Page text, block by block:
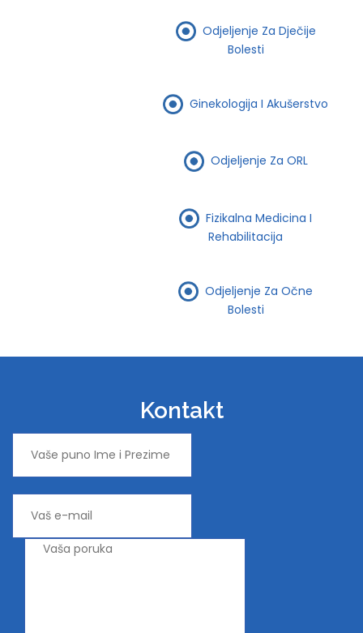
Odjeljenje Za Dječije
Bolesti
Ginekologija I Akušerstvo
Odjeljenje Za ORL
Fizikalna Medicina I
Rehabilitacija
Odjeljenje Za Očne
Bolesti
Kontakt